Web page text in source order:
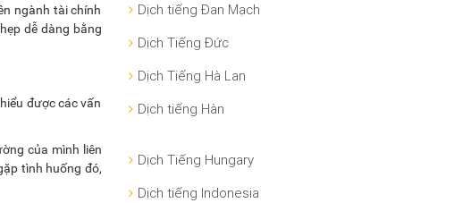
ngành tài chính
dễ dàng bằng
được các vấn
của mình liên
tình huống đó,
Dịch tiếng Đan Mạch
Dịch Tiếng Đức
Dịch Tiếng Hà Lan
Dịch tiếng Hàn
Dịch Tiếng Hungary
Dịch tiếng Indonesia